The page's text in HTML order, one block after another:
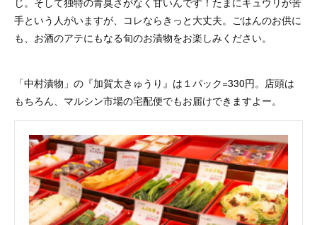
手という人がいますが、コレならきっと大丈夫。ごはんのお供に
も、お酒のアテにもなる旬のお漬物をお楽しみください。
「中村漬物」の『加賀太きゅうり』は１パック=330円。店頭は
もちろん、マルシン市場の宅配便でもお届けできますよー。